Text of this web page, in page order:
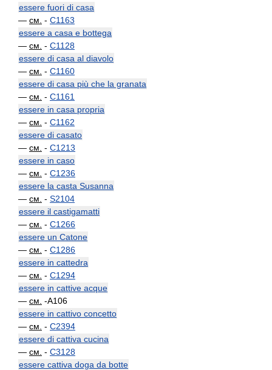
essere fuori di casa
— см. - C1163
essere a casa e bottega
— см. - C1128
essere di casa al diavolo
— см. - C1160
essere di casa più che la granata
— см. - C1161
essere in casa propria
— см. - C1162
essere di casato
— см. - C1213
essere in caso
— см. - C1236
essere la casta Susanna
— см. - S2104
essere il castigamatti
— см. - C1266
essere un Catone
— см. - C1286
essere in cattedra
— см. - C1294
essere in cattive acque
— см. -A106
essere in cattivo concetto
— см. - C2394
essere di cattiva cucina
— см. - C3128
essere cattiva doga da botte